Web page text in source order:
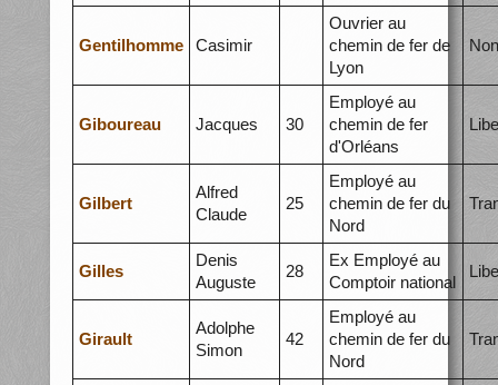
Gentilhomme Casimir
Ouvrier au
chemin de fer de
Lyon
Giboureau Jacques 30
Employé au
chemin de fer
d'Orléans
Gilbert
Alfred
Claude
25
Employé au
chemin de fer du
Nord
Gilles
Denis
Auguste
28
Ex Employé au
Comptoir national
Girault
Adolphe
Simon
42
Employé au
chemin de fer du
Nord